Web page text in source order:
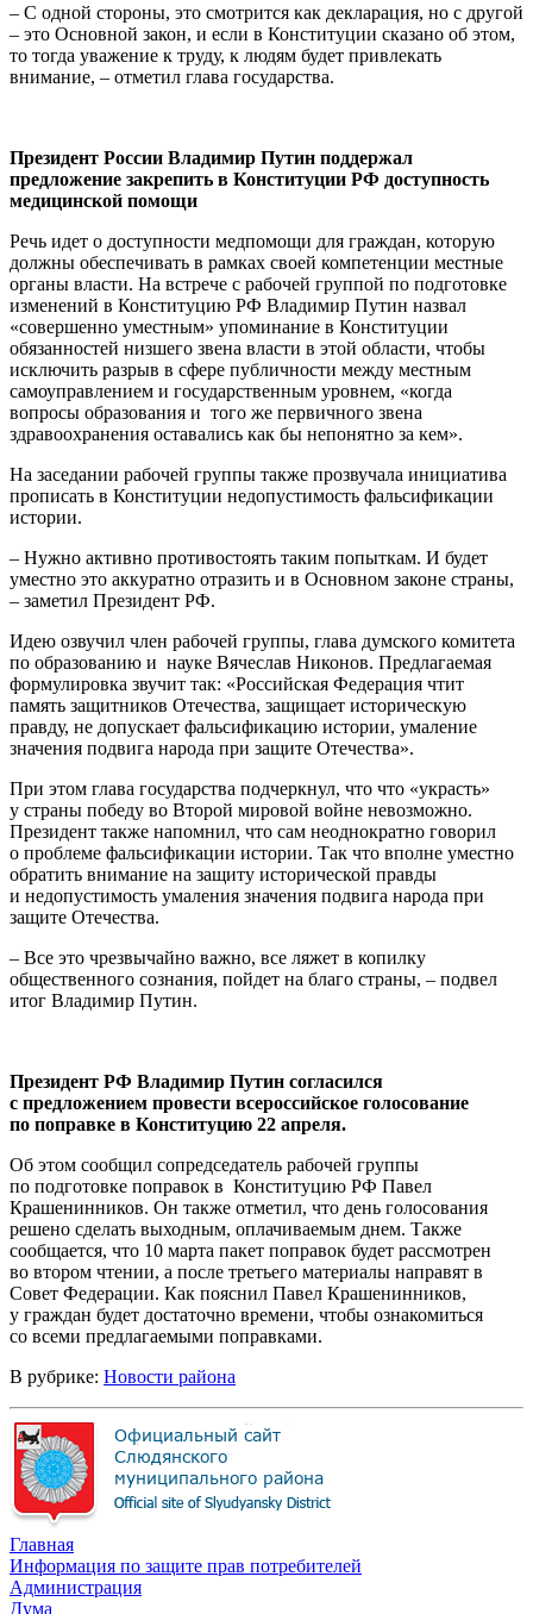
– С одной стороны, это смотрится как декларация, но с другой
– это Основной закон, и если в Конституции сказано об этом,
то тогда уважение к труду, к людям будет привлекать
внимание, – отметил глава государства.
Президент России Владимир Путин поддержал
предложение закрепить в Конституции РФ доступность
медицинской помощи
Речь идет о доступности медпомощи для граждан, которую
должны обеспечивать в рамках своей компетенции местные
органы власти. На встрече с рабочей группой по подготовке
изменений в Конституцию РФ Владимир Путин назвал
«совершенно уместным» упоминание в Конституции
обязанностей низшего звена власти в этой области, чтобы
исключить разрыв в сфере публичности между местным
самоуправлением и государственным уровнем, «когда
вопросы образования и того же первичного звена
здравоохранения оставались как бы непонятно за кем».
На заседании рабочей группы также прозвучала инициатива
прописать в Конституции недопустимость фальсификации
истории.
– Нужно активно противостоять таким попыткам. И будет
уместно это аккуратно отразить и в Основном законе страны,
– заметил Президент РФ.
Идею озвучил член рабочей группы, глава думского комитета
по образованию и науке Вячеслав Никонов. Предлагаемая
формулировка звучит так: «Российская Федерация чтит
память защитников Отечества, защищает историческую
правду, не допускает фальсификацию истории, умаление
значения подвига народа при защите Отечества».
При этом глава государства подчеркнул, что что «украсть»
у страны победу во Второй мировой войне невозможно.
Президент также напомнил, что сам неоднократно говорил
о проблеме фальсификации истории. Так что вполне уместно
обратить внимание на защиту исторической правды
и недопустимость умаления значения подвига народа при
защите Отечества.
– Все это чрезвычайно важно, все ляжет в копилку
общественного сознания, пойдет на благо страны, – подвел
итог Владимир Путин.
Президент РФ Владимир Путин согласился
с предложением провести всероссийское голосование
по поправке в Конституцию 22 апреля.
Об этом сообщил сопредседатель рабочей группы
по подготовке поправок в Конституцию РФ Павел
Крашенинников. Он также отметил, что день голосования
решено сделать выходным, оплачиваемым днем. Также
сообщается, что 10 марта пакет поправок будет рассмотрен
во втором чтении, а после третьего материалы направят в
Совет Федерации. Как пояснил Павел Крашенинников,
у граждан будет достаточно времени, чтобы ознакомиться
со всеми предлагаемыми поправками.
В рубрике: Новости района
Главная
Информация по защите прав потребителей
Администрация
Дума